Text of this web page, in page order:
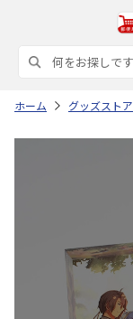
ホーム グッズストア